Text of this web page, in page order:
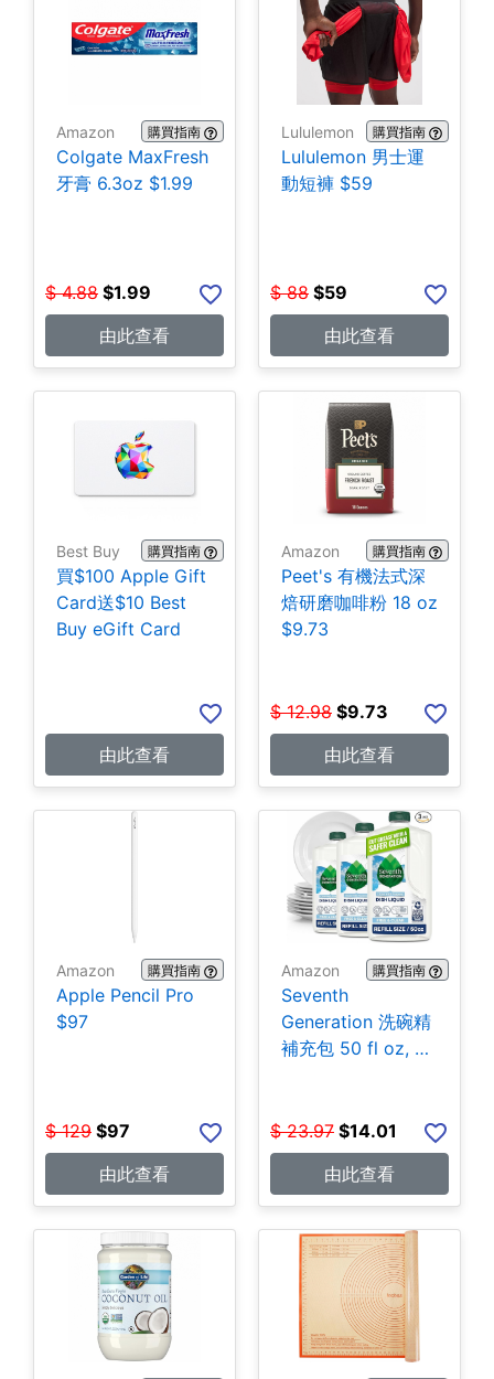
Amazon 購買指南
Colgate MaxFresh
牙膏 6.3oz $1.99
$ 4.88 $1.99
由此查看
Lululemon 購買指南
Lululemon 男士運
動短褲 $59
$ 88 $59
由此查看
Best Buy 購買指南
買$100 Apple Gift
Card送$10 Best
Buy eGift Card
由此查看
Amazon 購買指南
Peet's 有機法式深
焙研磨咖啡粉 18 oz
$9.73
$ 12.98 $9.73
由此查看
Amazon 購買指南
Apple Pencil Pro
$97
$ 129 $97
由此查看
Amazon 購買指南
Seventh
Generation 洗碗精
補充包 50 fl oz, 3
$ 23.97 $14.01
由此查看